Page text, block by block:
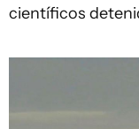
científicos